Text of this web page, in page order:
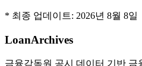
* 최종 업데이트: 2026년 8월 8일
LoanArchives
금융감독원 공시 데이터 기반 금